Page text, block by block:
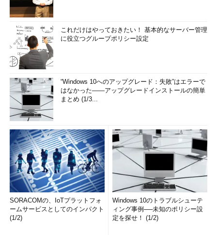
これだけはやっておきたい！ 基本的なサーバー管理
に役立つグループポリシー設定
“Windows 10へのアップグレード：失敗”はエラーで
はなかった――アップグレードインストールの簡単
まとめ (1/3...
SORACOMの、IoTプラットフォ
ームサービスとしてのインパクト
(1/2)
Windows 10のトラブルシューテ
ィング事例──未知のポリシー設
定を探せ！ (1/2)